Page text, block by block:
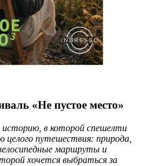
«Не пустое место»
в которой спешелти
путешествия: природа,
маршруты и
хочется выбраться за